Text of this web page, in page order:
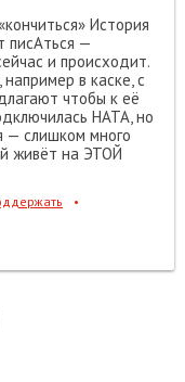
История
писАться —
и происходит.
например в каске, с
чтобы к её
НАТА, но
— слишком много
живёт на ЭТОЙ
•